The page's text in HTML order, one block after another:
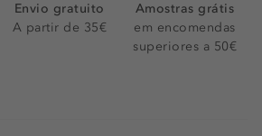
Envio gratuito
A partir de 35€
Amostras grátis
em encomendas
superiores a 50€